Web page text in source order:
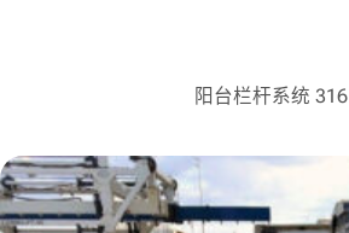
阳台栏杆系统 316